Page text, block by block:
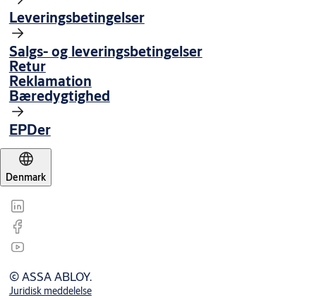
Leveringsbetingelser
Salgs- og leveringsbetingelser
Retur
Reklamation
Bæredygtighed
EPDer
Denmark
© ASSA ABLOY.
Juridisk meddelelse